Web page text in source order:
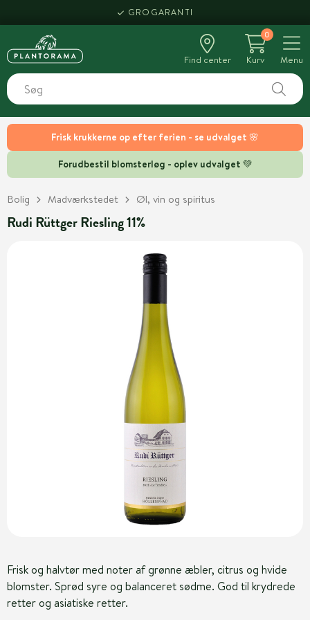
Frisk krukkerne op efter ferien - se udvalget 🌸
Forudbestil blomsterløg - oplev udvalget 💚
GROGARANTI
Find center
0
Kurv
Menu
Bolig Madværkstedet Øl, vin og spiritus
Rudi Rüttger Riesling 11%
Frisk og halvtør med noter af grønne æbler, citrus og hvide
blomster. Sprød syre og balanceret sødme. God til krydrede
retter og asiatiske retter.